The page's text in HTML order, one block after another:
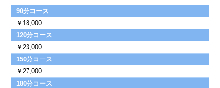
90分コース
￥18,000
120分コース
￥23,000
150分コース
￥27,000
180分コース